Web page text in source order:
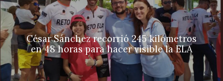
César Sánchez recorrió 245 kilómetros
en 48 horas para hacer visible la ELA